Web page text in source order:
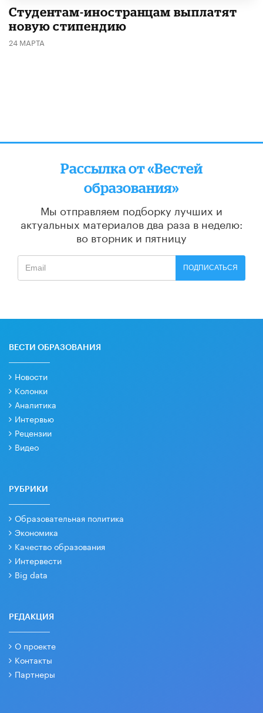
Студентам-иностранцам выплатят
новую стипендию
24 МАРТА
Рассылка от «Вестей
образования»
Мы отправляем подборку лучших и
актуальных материалов два раза в неделю:
во вторник и пятницу
ПОДПИСАТЬСЯ
ВЕСТИ ОБРАЗОВАНИЯ
Новости
Колонки
Аналитика
Интервью
Рецензии
Видео
РУБРИКИ
Образовательная политика
Экономика
Качество образования
Интервести
Big data
РЕДАКЦИЯ
О проекте
Контакты
Партнеры